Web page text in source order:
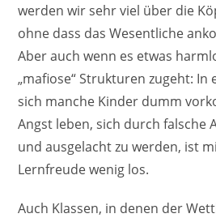
werden wir sehr viel über die
ohne dass das Wesentliche
Aber auch wenn es etwas
„mafiose“ Strukturen zugeht: In
sich manche Kinder dumm
Angst leben, sich durch falsche
und ausgelacht zu werden, ist
Lernfreude wenig los.
Auch Klassen, in denen der